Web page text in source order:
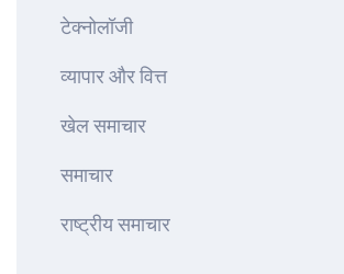
टेक्नोलॉजी
व्यापार और वित्त
खेल समाचार
समाचार
राष्ट्रीय समाचार